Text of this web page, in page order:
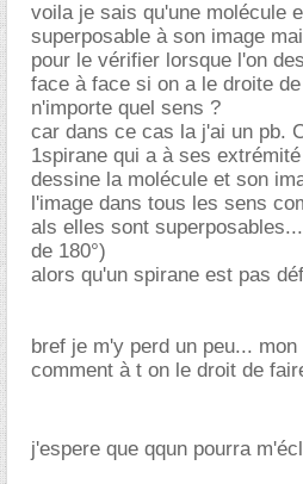
voila je sais qu'une molécule
superposable à son image
pour le vérifier lorsque l'on
face à face si on a le droite
n'importe quel sens ?
car dans ce cas la j'ai un pb.
1spirane qui a à ses
dessine la molécule et son
l'image dans tous les sens
als elles sont
de 180°)
alors qu'un spirane est pas
bref je m'y perd un peu...
comment à t on le droit de
j'espere que qqun pourra